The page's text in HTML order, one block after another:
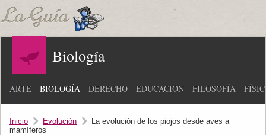
Biología
ARTE BIOLOGÍA DERECHO EDUCACIÓN FILOSOFÍA
Inicio Evolución
La evolución de los piojos desde aves a
mamíferos